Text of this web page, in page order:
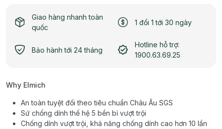
Giao hàng nhanh toàn
quốc
1 đổi 1 tới 30 ngày
Bảo hành tới 24 tháng
Hotline hỗ trợ:
1900.63.69.25
Why Elmich
An toàn tuyệt đối theo tiêu chuẩn Châu Âu SGS
Sứ chống dính thế hệ 5 bền bỉ vượt trội
Chống dính vượt trội, khả năng chống dính cao hơn 10 lần